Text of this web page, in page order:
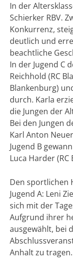
In der
Schierker RBV.
Konkurrenz,
deutlich und
beachtliche
In der Jugend C
Reichhold (RC
Blankenburg)
durch. Karla
die Jungen der
Bei den Jungen
Karl Anton
Jugend B
Luca Harder
Den sportlichen
Jugend A: Leni
sich mit der
Aufgrund ihrer
ausgewählt, bei
Anhalt zu tragen.